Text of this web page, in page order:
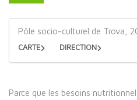
Pôle socio-culturel de Trova,
CARTE DIRECTION
Parce que les besoins